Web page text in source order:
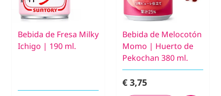
Bebida de Fresa Milky
Ichigo | 190 ml.
Bebida de Melocotón
Momo | Huerto de
Pekochan 380 ml.
€ 3,75